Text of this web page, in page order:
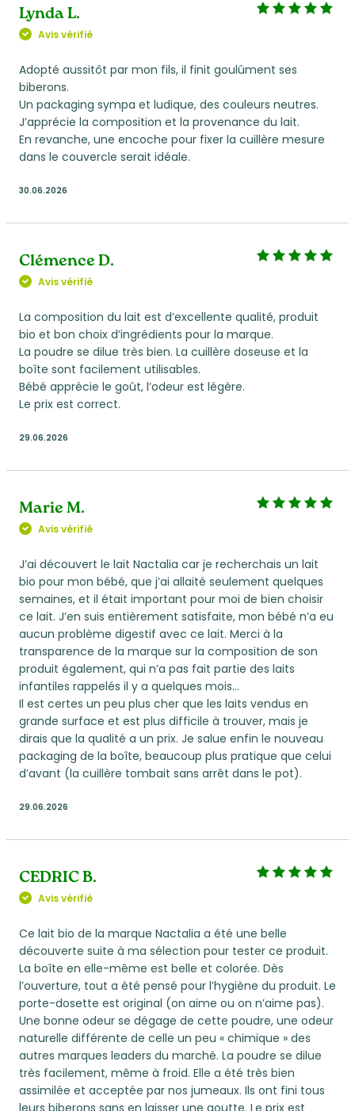
Lynda L.
Avis vérifié
Adopté aussitôt par mon fils, il finit goulûment ses
biberons.
Un packaging sympa et ludique, des couleurs neutres.
J’apprécie la composition et la provenance du lait.
En revanche, une encoche pour fixer la cuillère mesure
dans le couvercle serait idéale.
30.06.2026
Clémence D.
Avis vérifié
La composition du lait est d’excellente qualité, produit
bio et bon choix d’ingrédients pour la marque.
La poudre se dilue très bien. La cuillère doseuse et la
boîte sont facilement utilisables.
Bébé apprécie le goût, l’odeur est légère.
Le prix est correct.
29.06.2026
Marie M.
Avis vérifié
J’ai découvert le lait Nactalia car je recherchais un lait
bio pour mon bébé, que j’ai allaité seulement quelques
semaines, et il était important pour moi de bien choisir
ce lait. J’en suis entièrement satisfaite, mon bébé n’a eu
aucun problème digestif avec ce lait. Merci à la
transparence de la marque sur la composition de son
produit également, qui n’a pas fait partie des laits
infantiles rappelés il y a quelques mois…
Il est certes un peu plus cher que les laits vendus en
grande surface et est plus difficile à trouver, mais je
dirais que la qualité a un prix. Je salue enfin le nouveau
packaging de la boîte, beaucoup plus pratique que celui
d’avant (la cuillère tombait sans arrêt dans le pot).
29.06.2026
CEDRIC B.
Avis vérifié
Ce lait bio de la marque Nactalia a été une belle
découverte suite à ma sélection pour tester ce produit.
La boîte en elle-même est belle et colorée. Dès
l’ouverture, tout a été pensé pour l’hygiène du produit. Le
porte-dosette est original (on aime ou on n’aime pas).
Une bonne odeur se dégage de cette poudre, une odeur
naturelle différente de celle un peu « chimique » des
autres marques leaders du marché. La poudre se dilue
très facilement, même à froid. Elle a été très bien
assimilée et acceptée par nos jumeaux. Ils ont fini tous
leurs biberons sans en laisser une goutte. Le prix est